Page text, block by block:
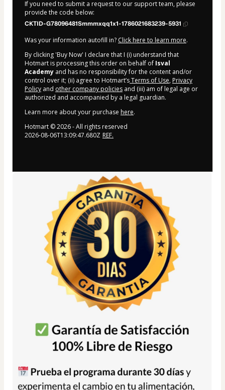
If you need to submit a request to our support team, please
provide the code below:
CKTID-G78096481Smmmxqq1x1-1786021683239-5931
Was your information autofill in? Click here to learn more.
By clicking 'Buy Now' I declare that I (i) understand that
Hotmart is processing this order on behalf of Isval
Academy and has no responsibility for the content and/or
control over it; (ii) agree to Hotmart’sTerms of Use, Privacy
Policy and other company policies and (iii) am of legal age or
authorized and accompanied by a legal guardian.
Learn more about your purchase here.
Hotmart ©2026- All rights reserved
2026-08-06T13:09:47.680Z REF.